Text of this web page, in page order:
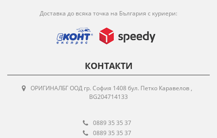
Доставка до всяка точка на България с куриери:
КОНТАКТИ
ОРИГИНАЛБГ ООД гр. София 1408 бул. Петко Каравелов ,
BG204714133
0889 35 35 37
0889 35 35 37